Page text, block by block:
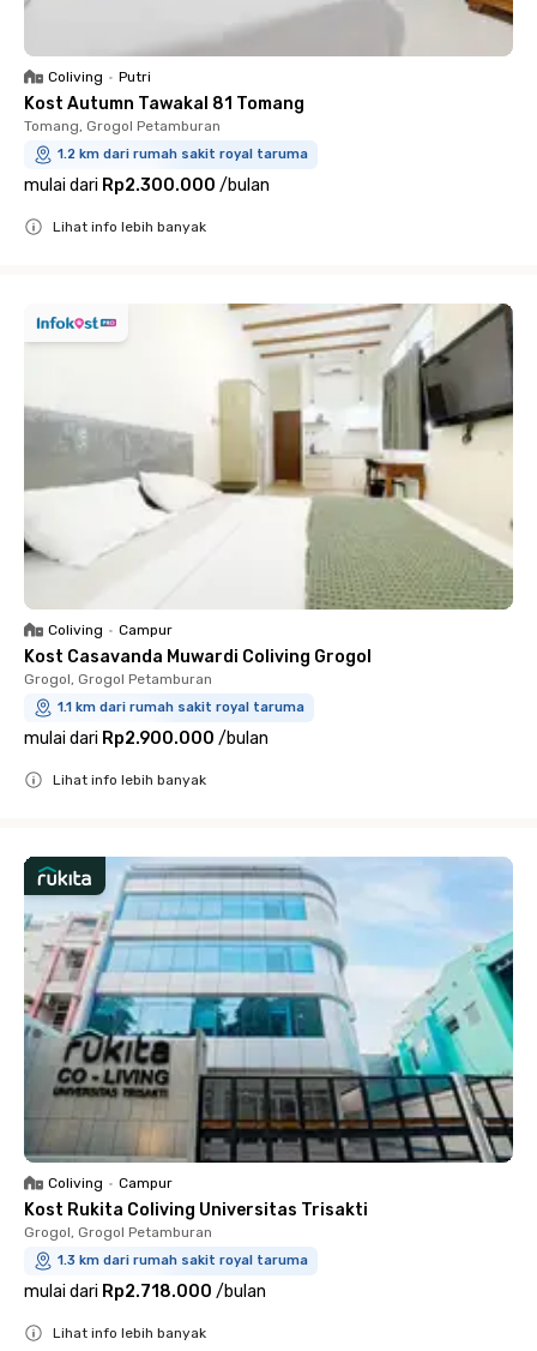
Coliving • Putri
Kost Autumn Tawakal 81 Tomang
Tomang, Grogol Petamburan
1.2 km dari rumah sakit royal taruma
mulai dari Rp2.300.000 /bulan
Lihat info lebih banyak
Coliving • Campur
Kost Casavanda Muwardi Coliving Grogol
Grogol, Grogol Petamburan
1.1 km dari rumah sakit royal taruma
mulai dari Rp2.900.000 /bulan
Lihat info lebih banyak
Coliving • Campur
Kost Rukita Coliving Universitas Trisakti
Grogol, Grogol Petamburan
1.3 km dari rumah sakit royal taruma
mulai dari Rp2.718.000 /bulan
Lihat info lebih banyak